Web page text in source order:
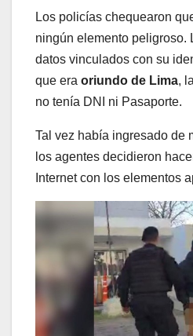
Los policías chequearon
ningún elemento peligroso.
datos vinculados con su
que era oriundo de Lima,
no tenía DNI ni Pasaporte.
Tal vez había ingresado de
los agentes decidieron
Internet con los elementos